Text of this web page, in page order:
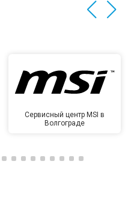
Сервисный центр MSI в
Волгограде